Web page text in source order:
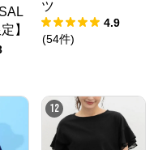
】
ー
ン
ツ
4.9
(54件)
12
ライフスタイルを
ご提案します。